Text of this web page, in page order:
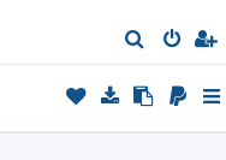
u
c